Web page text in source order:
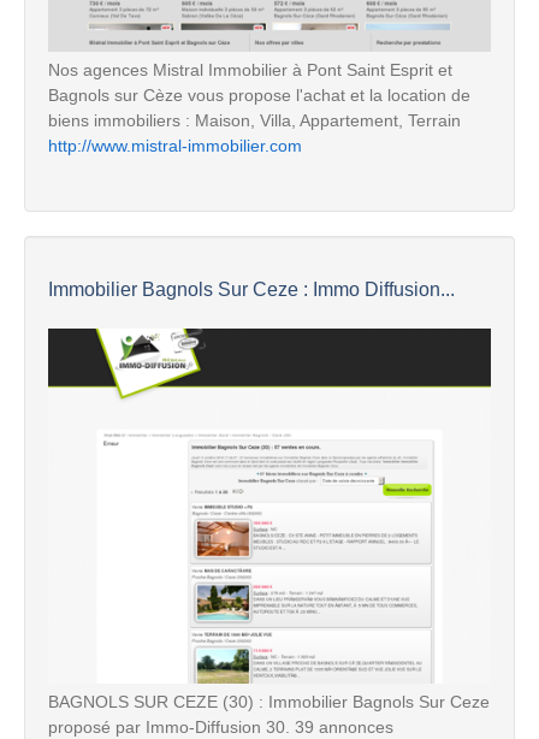
Nos agences Mistral Immobilier à Pont Saint Esprit et
Bagnols sur Cèze vous propose l'achat et la location de
biens immobiliers : Maison, Villa, Appartement, Terrain
http://www.mistral-immobilier.com
Immobilier Bagnols Sur Ceze : Immo Diffusion...
BAGNOLS SUR CEZE (30) : Immobilier Bagnols Sur Ceze
proposé par Immo-Diffusion 30. 39 annonces